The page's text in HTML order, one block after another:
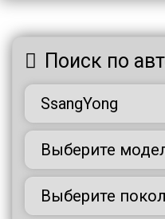
Поиск по